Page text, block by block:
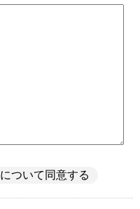
について同意する